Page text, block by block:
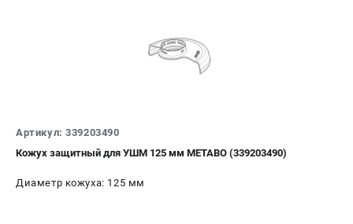
Артикул: 339203490
Кожух защитный для УШМ 125 мм METABO (339203490)
Диаметр кожуха: 125 мм